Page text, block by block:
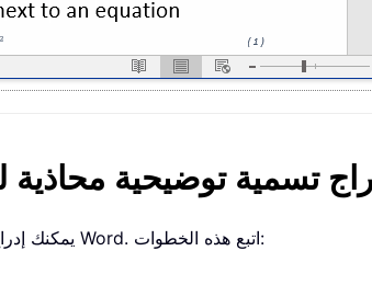
تسمية توضيحية
يمكنك إدراج تسمية توضيحية محاذية لليمين بجانب معادلة باستخدام جدول في Word. اتبع هذه الخطوات: